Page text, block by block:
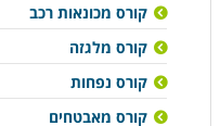
קורס מכונאות רכב
קורס מלגזה
קורס נפחות
קורס מאבטחים